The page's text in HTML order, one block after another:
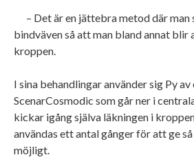
– Det är en jättebra metod där man
bindväven så att man bland annat blir
kroppen.
I sina behandlingar använder sig Py av
ScenarCosmodic som går ner i
kickar igång själva läkningen i
användas ett antal gånger för att ge
möjligt.